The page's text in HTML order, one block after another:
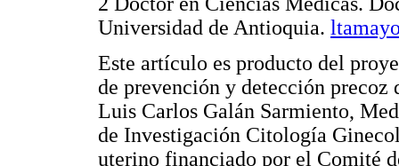
Universidad de Antioquia.
Este artículo es producto del
de prevención y detección precoz
Luis Carlos Galán Sarmiento,
de Investigación Citología
uterino financiado por el Comité